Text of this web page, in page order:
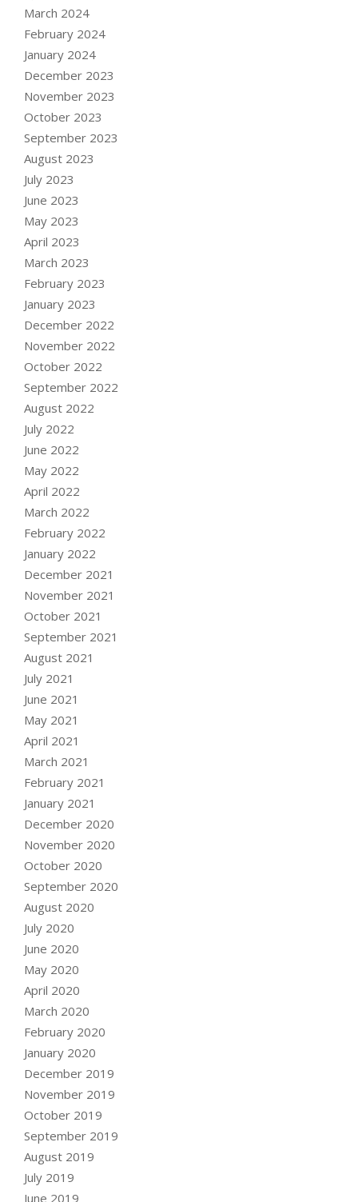
March 2024
February 2024
January 2024
December 2023
November 2023
October 2023
September 2023
August 2023
July 2023
June 2023
May 2023
April 2023
March 2023
February 2023
January 2023
December 2022
November 2022
October 2022
September 2022
August 2022
July 2022
June 2022
May 2022
April 2022
March 2022
February 2022
January 2022
December 2021
November 2021
October 2021
September 2021
August 2021
July 2021
June 2021
May 2021
April 2021
March 2021
February 2021
January 2021
December 2020
November 2020
October 2020
September 2020
August 2020
July 2020
June 2020
May 2020
April 2020
March 2020
February 2020
January 2020
December 2019
November 2019
October 2019
September 2019
August 2019
July 2019
June 2019